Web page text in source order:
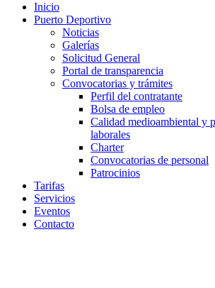
Inicio
Puerto Deportivo
Noticias
Galerías
Solicitud General
Portal de transparencia
Convocatorias y trámites
Perfil del contratante
Bolsa de empleo
Calidad medioambiental y
laborales
Charter
Convocatorias de personal
Patrocinios
Tarifas
Servicios
Eventos
Contacto